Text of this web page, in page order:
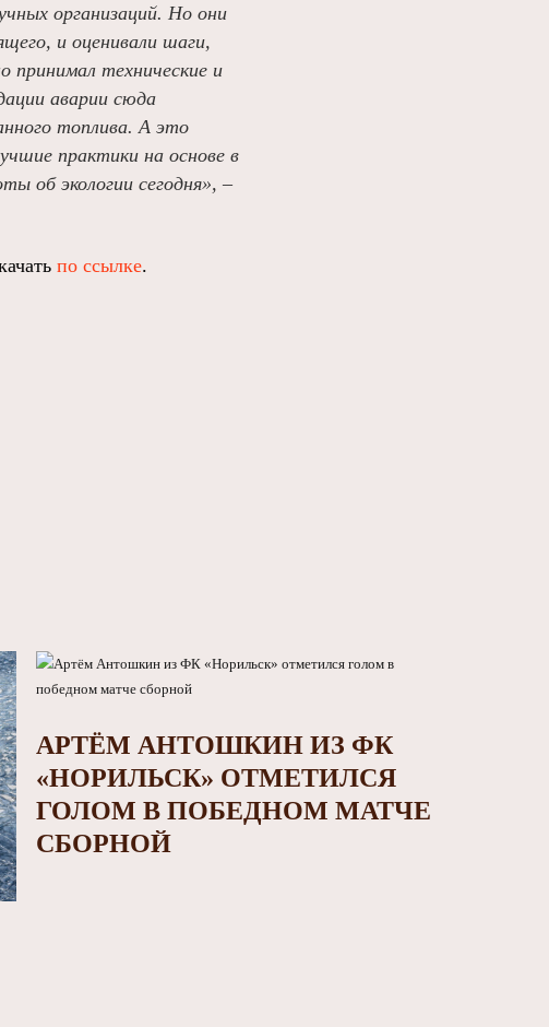
организаций. Но они
и оценивали шаги,
принимал технические и
аварии сюда
топлива. А это
практики на основе в
об экологии сегодня», –
по ссылке.
АРТЁМ АНТОШКИН ИЗ ФК
«НОРИЛЬСК» ОТМЕТИЛСЯ
ГОЛОМ В ПОБЕДНОМ МАТЧЕ
СБОРНОЙ